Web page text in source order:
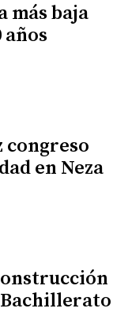
más baja
años
congreso
en Neza
Bachillerato